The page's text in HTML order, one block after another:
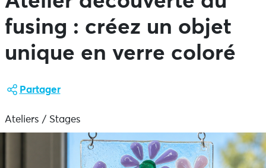
fusing : créez un objet
unique en verre coloré
Partager
Ateliers / Stages